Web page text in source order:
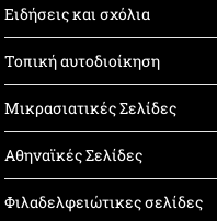
Ειδήσεις και σχόλια
Τοπική αυτοδιοίκηση
Μικρασιατικές Σελίδες
Αθηναϊκές Σελίδες
Φιλαδελφειώτικες σελίδες